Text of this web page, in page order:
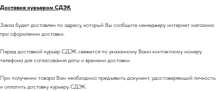
Доставка курьером СДЭК
Заказ будет доставлен по адресу, который Вы сообщите менеджеру интернет магазина
при оформлении доставки.
Перед доставкой курьер СДЭК свяжется по указанному Вами контактному номеру
телефона для согласования даты и времени доставки.
При получении товара Вам необходимо предъявить документ, удостоверяющий личность
и оплатить доставку курьеру СДЭК.